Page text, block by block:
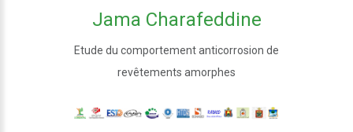
Jama Charafeddine
Etude du comportement anticorrosion de
revêtements amorphes